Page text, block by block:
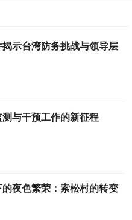
示台湾防务挑战与领导层
与干预工作的新征程
夜色繁荣：索松村的转变